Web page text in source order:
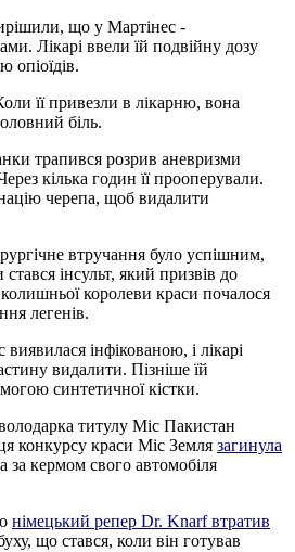
що у Мартінес -
Лікарі ввели їй подвійну дозу
опіоїдів.
її привезли в лікарню, вона
біль.
трапився розрив аневризми
кілька годин її прооперували.
черепа, щоб видалити
втручання було успішним,
стався інсульт, який призвів до
королеви краси почалося
легенів.
інфікованою, і лікарі
видалити. Пізніше їй
синтетичної кістки.
титулу Міс Пакистан
конкурсу краси Міс Земля загинула
за кермом свого автомобіля
німецький репер Dr. Knarf втратив
що стався, коли він готував